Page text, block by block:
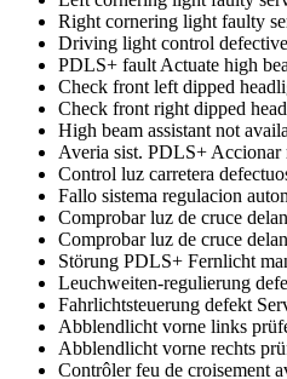
Right cornering light faulty
Driving light control
PDLS+ fault Actuate high
Check front left dipped
Check front right dipped
High beam assistant not
Averia sist. PDLS+ Accionar
Control luz carretera
Fallo sistema regulacion
Comprobar luz de cruce
Comprobar luz de cruce
Störung PDLS+ Fernlicht
Leuchweiten-regulierung
Fahrlichtsteuerung defekt
Abblendlicht vorne links
Abblendlicht vorne rechts
Contrôler feu de croisement